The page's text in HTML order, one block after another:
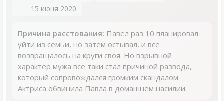
15 июня 2020
Причина расстования: Павел раз 10 планировал
уйти из семьи, но затем остывал, и все
возвращалось на круги своя. Но взрывной
характер мужа все таки стал причиной развода,
который сопровождался громким скандалом.
Актриса обвинила Павла в домашнем насилии.